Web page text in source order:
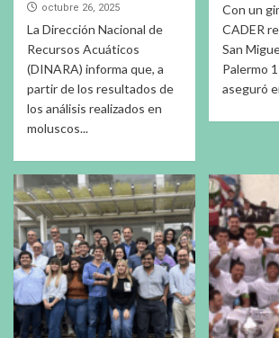
octubre 26, 2025
La Dirección Nacional de
Recursos Acuáticos
(DINARA) informa que, a
partir de los resultados de
los análisis realizados en
moluscos...
Con un
CADER
San
Palermo
aseguró